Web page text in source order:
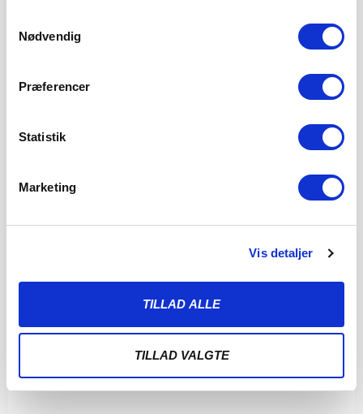
Nødvendig
Præferencer
Statistik
Marketing
Vis detaljer
TILLAD ALLE
TILLAD VALGTE
7. AUGUST 2026
Stolthed! Det er det, der fylder for cheftræner Fatah